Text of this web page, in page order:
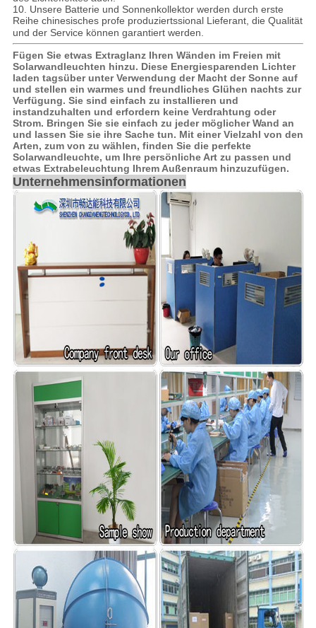
10. Unsere Batterie und Sonnenkollektor werden durch erste
Reihe chinesisches profe produziertssional Lieferant, die Qualität
und der Service können garantiert werden.
Fügen Sie etwas Extraglanz Ihren Wänden im Freien mit
Solarwandleuchten hinzu. Diese Energiesparenden Lichter
laden tagsüber unter Verwendung der Macht der Sonne auf
und stellen ein warmes und freundliches Glühen nachts zur
Verfügung. Sie sind einfach zu installieren und
instandzuhalten und erfordern keine Verdrahtung oder
Strom. Bringen Sie sie einfach zu jeder möglicher Wand an
und lassen Sie sie ihre Sache tun. Mit einer Vielzahl von den
Arten, zum von zu wählen, finden Sie die perfekte
Solarwandleuchte, um Ihre persönliche Art zu passen und
etwas Extrabeleuchtung Ihrem Außenraum hinzuzufügen.
Unternehmensinformationen